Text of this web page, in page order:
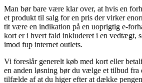
Man bør bare være klar over, at hvis en
et produkt til salg for en pris der virker
tit være en indikation på en uoprigtig e-
kort er i hvert fald inkluderet i en vedtægt,
imod fup internet outlets.
Vi foreslår generelt køb med kort eller
en anden løsning bør du vælge et tilbud
tilfælde af at du higer efter at dække